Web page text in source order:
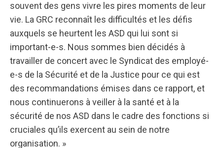
souvent des gens vivre les pires moments de leur
vie. La GRC reconnaît les difficultés et les défis
auxquels se heurtent les ASD qui lui sont si
important-e-s. Nous sommes bien décidés à
travailler de concert avec le Syndicat des employé-
e-s de la Sécurité et de la Justice pour ce qui est
des recommandations émises dans ce rapport, et
nous continuerons à veiller à la santé et à la
sécurité de nos ASD dans le cadre des fonctions si
cruciales qu’ils exercent au sein de notre
organisation. »